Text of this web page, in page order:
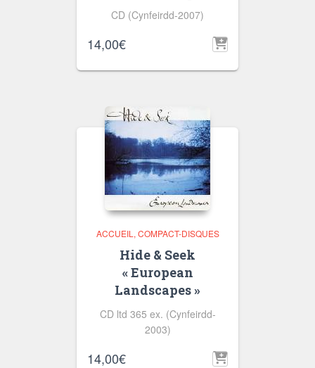
CD (Cynfeirdd-2007)
14,00€
ACCUEIL COMPACT-DISQUES
Hide & Seek
« European
Landscapes »
CD ltd 365 ex. (Cynfeirdd-
2003)
14,00€